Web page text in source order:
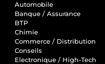
Automobile
Banque / Assurance
BTP
Chimie
Commerce / Distribution
Conseils
Electronique / High-Tech